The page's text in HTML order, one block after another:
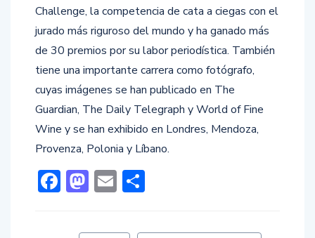
Challenge, la competencia de cata a ciegas con el
jurado más riguroso del mundo y ha ganado más
de 30 premios por su labor periodística. También
tiene una importante carrera como fotógrafo,
cuyas imágenes se han publicado en The
Guardian, The Daily Telegraph y World of Fine
Wine y se han exhibido en Londres, Mendoza,
Provenza, Polonia y Líbano.
Facebook
Mastodon
Email